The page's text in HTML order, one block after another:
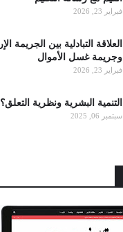
فبراير 23, 2026
العلاقة التبادلية بين الجريمة
وجريمة غسل الأموال
فبراير 23, 2026
التنمية البشرية ونظرية التعلق؟
سبتمبر 06, 2025